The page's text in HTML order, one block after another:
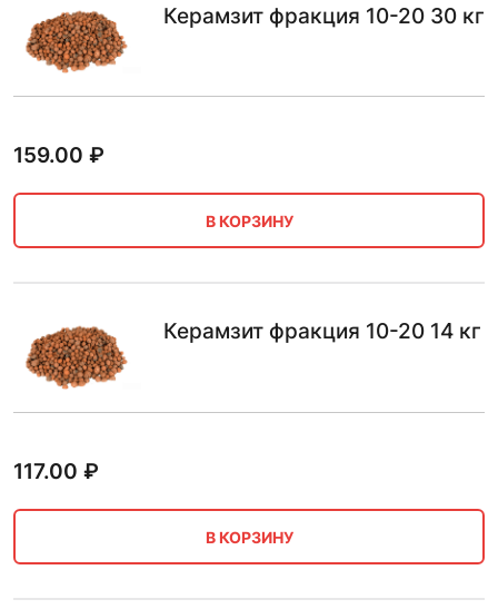
Керамзит фракция 10-20 30 кг
159.00 ₽
В КОРЗИНУ
Керамзит фракция 10-20 14 кг
117.00 ₽
В КОРЗИНУ